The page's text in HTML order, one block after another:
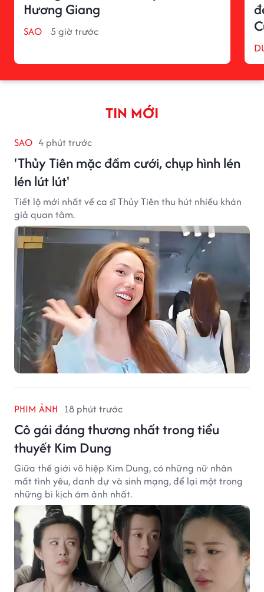
Hương Giang
SAO 5 giờ trước
TIN MỚI
SAO 4 phút trước
'Thủy Tiên mặc đầm cưới, chụp hình lén
lén lút lút'
Tiết lộ mới nhất về ca sĩ Thủy Tiên thu hút nhiều khán
giả quan tâm.
PHIM ẢNH 18 phút trước
Cô gái đáng thương nhất trong tiểu
thuyết Kim Dung
Giữa thế giới võ hiệp Kim Dung, có những nữ nhân
mất tình yêu, danh dự và sinh mạng, để lại một trong
những bi kịch ám ảnh nhất.